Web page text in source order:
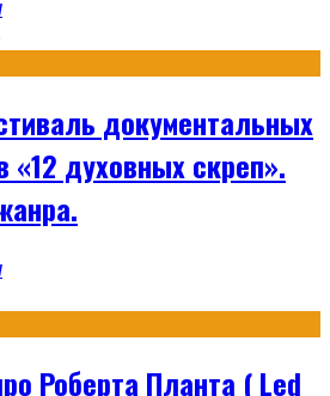
документальных
«12 духовных скреп».
Роберта Планта ( Led